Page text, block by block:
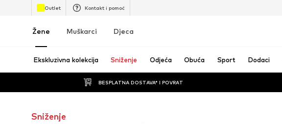
Outlet Kontakt i pomoć
Žene Muškarci Djeca
Ekskluzivna kolekcija Sniženje Odjeća Obuća Sport Dodaci
BESPLATNA DOSTAVA* I POVRAT
Sniženje